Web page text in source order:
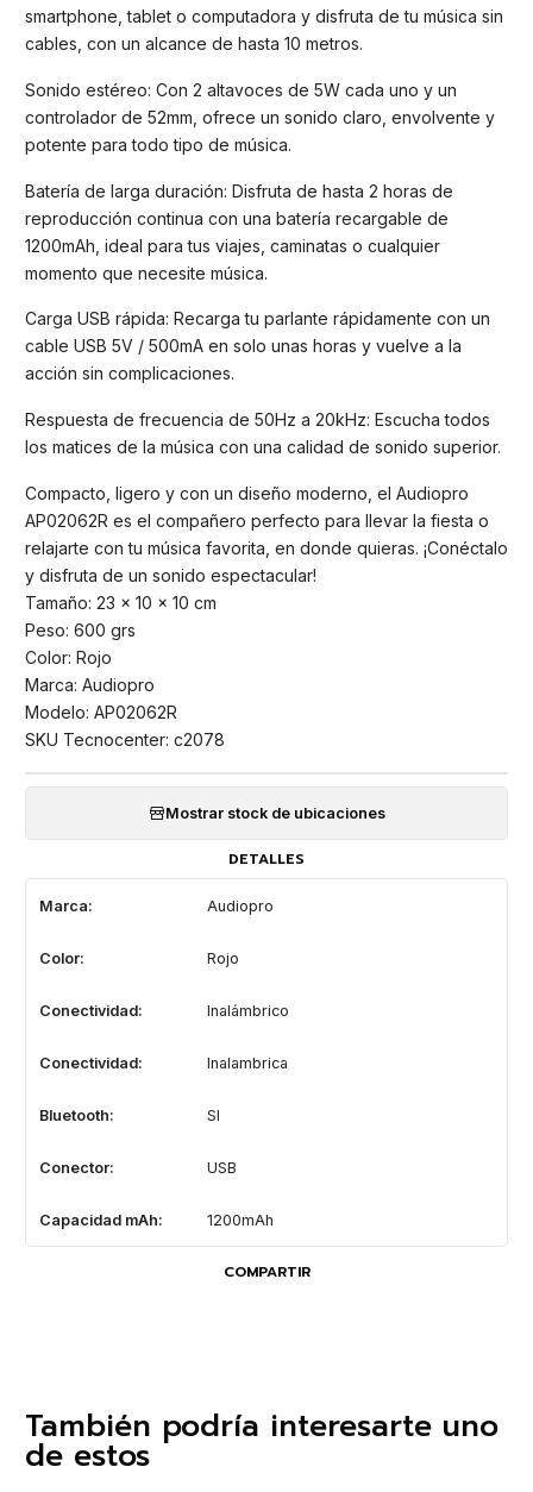
smartphone, tablet o computadora y disfruta de tu música sin
cables, con un alcance de hasta 10 metros.
Sonido estéreo: Con 2 altavoces de 5W cada uno y un
controlador de 52mm, ofrece un sonido claro, envolvente y
potente para todo tipo de música.
Batería de larga duración: Disfruta de hasta 2 horas de
reproducción continua con una batería recargable de
1200mAh, ideal para tus viajes, caminatas o cualquier
momento que necesite música.
Carga USB rápida: Recarga tu parlante rápidamente con un
cable USB 5V / 500mA en solo unas horas y vuelve a la
acción sin complicaciones.
Respuesta de frecuencia de 50Hz a 20kHz: Escucha todos
los matices de la música con una calidad de sonido superior.
Compacto, ligero y con un diseño moderno, el Audiopro
AP02062R es el compañero perfecto para llevar la fiesta o
relajarte con tu música favorita, en donde quieras. ¡Conéctalo
y disfruta de un sonido espectacular!
Tamaño: 23 x 10 x 10 cm
Peso: 600 grs
Color: Rojo
Marca: Audiopro
Modelo: AP02062R
SKU Tecnocenter: c2078
Mostrar stock de ubicaciones
DETALLES
Marca: Audiopro
Color: Rojo
Conectividad: Inalámbrico
Conectividad: Inalambrica
Bluetooth: SI
Conector: USB
Capacidad mAh: 1200mAh
COMPARTIR
También podría interesarte uno
de estos